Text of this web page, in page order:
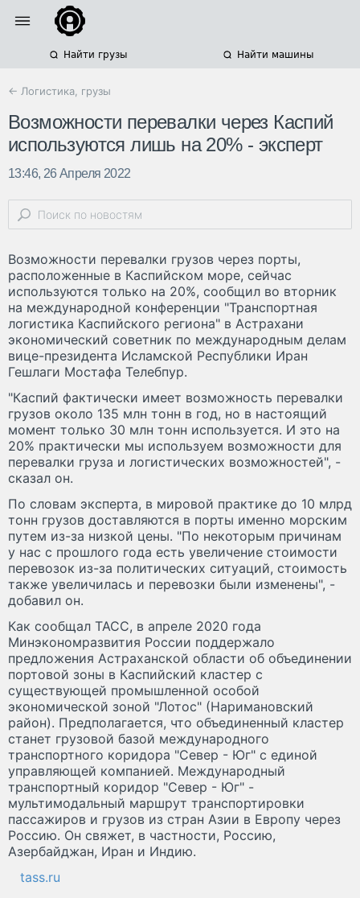
Найти грузы Найти машины
← Логистика, грузы
Возможности перевалки через Каспий
используются лишь на 20% - эксперт
13:46, 26 Апреля 2022
Возможности перевалки грузов через порты,
расположенные в Каспийском море, сейчас
используются только на 20%, сообщил во вторник
на международной конференции "Транспортная
логистика Каспийского региона" в Астрахани
экономический советник по международным делам
вице-президента Исламской Республики Иран
Гешлаги Мостафа Телебпур.
"Каспий фактически имеет возможность перевалки
грузов около 135 млн тонн в год, но в настоящий
момент только 30 млн тонн используется. И это на
20% практически мы используем возможности для
перевалки груза и логистических возможностей", -
сказал он.
По словам эксперта, в мировой практике до 10 млрд
тонн грузов доставляются в порты именно морским
путем из-за низкой цены. "По некоторым причинам
у нас с прошлого года есть увеличение стоимости
перевозок из-за политических ситуаций, стоимость
также увеличилась и перевозки были изменены", -
добавил он.
Как сообщал ТАСС, в апреле 2020 года
Минэкономразвития России поддержало
предложения Астраханской области об объединении
портовой зоны в Каспийский кластер с
существующей промышленной особой
экономической зоной "Лотос" (Наримановский
район). Предполагается, что объединенный кластер
станет грузовой базой международного
транспортного коридора "Север - Юг" с единой
управляющей компанией. Международный
транспортный коридор "Север - Юг" -
мультимодальный маршрут транспортировки
пассажиров и грузов из стран Азии в Европу через
Россию. Он свяжет, в частности, Россию,
Азербайджан, Иран и Индию.
tass.ru